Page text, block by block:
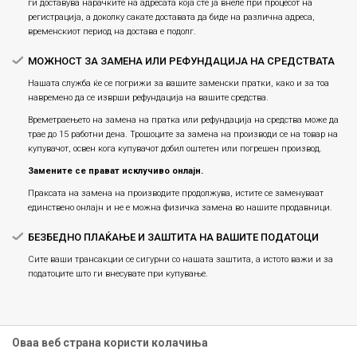
ги доставува нарачките на адресата која сте ја внеле при процесот на
регистрација, а доколку сакате доставата да биде на различна адреса,
временскиот период на достава е подолг.
МОЖНОСТ ЗА ЗАМЕНА ИЛИ РЕФУНДАЦИЈА НА СРЕДСТВАТА
Нашата служба ќе се погрижи за вашите заменски пратки, како и за тоа
навремено да се изврши рефундација на вашите средства.
Времетраењето на замена на пратка или рефундацијa на средства може да
трае до 15 работни дена. Трошоците за замена на производи се на товар на
купувачот, освен кога купувачот добил оштетен или погрешен производ.
Замените се прават исклучиво онлајн.
Праксата на замена на производите продолжува, истите се заменуваат
единствено онлајн и не е можна физичка замена во нашите продавници.
БЕЗБЕДНО ПЛАЌАЊЕ И ЗАШТИТА НА ВАШИТЕ ПОДАТОЦИ
Сите ваши трансакции се сигурни со нашата заштита, а истото важи и за
податоците што ги внесувате при купување.
Оваа веб страна користи колачиња